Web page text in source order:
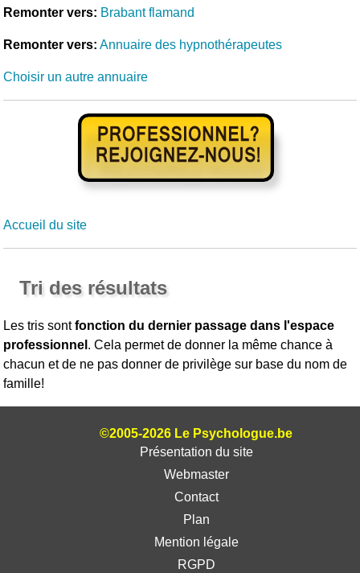
Remonter vers: Brabant flamand
Remonter vers: Annuaire des hypnothérapeutes
Choisir un autre annuaire
Accueil du site
Tri des résultats
Les tris sontfonction du dernier passage dans l'espace
professionnel . Cela permet de donner la même chance à
chacun et de ne pas donner de privilège sur base du nom de
famille!
©2005-2026 Le Psychologue.be
Présentation du site
Webmaster
Contact
Plan
Mention légale
RGPD